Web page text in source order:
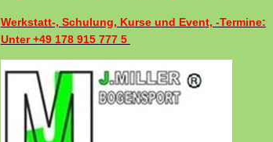
Werkstatt-, Schulung, Kurse und Event, -Termine:
Unter +49 178 915 777 5